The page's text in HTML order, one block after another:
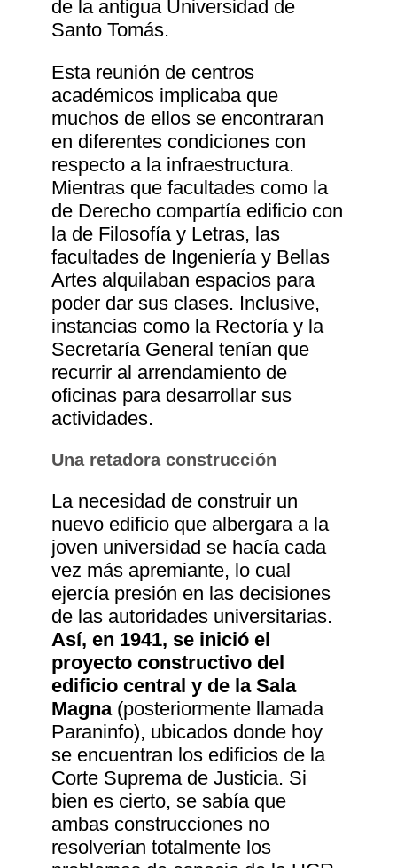
de la antigua Universidad de
Santo Tomás.
Esta reunión de centros
académicos implicaba que
muchos de ellos se encontraran
en diferentes condiciones con
respecto a la infraestructura.
Mientras que facultades como la
de Derecho compartía edificio con
la de Filosofía y Letras, las
facultades de Ingeniería y Bellas
Artes alquilaban espacios para
poder dar sus clases. Inclusive,
instancias como la Rectoría y la
Secretaría General tenían que
recurrir al arrendamiento de
oficinas para desarrollar sus
actividades.
Una retadora construcción
La necesidad de construir un
nuevo edificio que albergara a la
joven universidad se hacía cada
vez más apremiante, lo cual
ejercía presión en las decisiones
de las autoridades universitarias.
Así, en 1941, se inició el
proyecto constructivo del
edificio central y de la Sala
Magna(posteriormente llamada
Paraninfo), ubicados donde hoy
se encuentran los edificios de la
Corte Suprema de Justicia. Si
bien es cierto, se sabía que
ambas construcciones no
resolverían totalmente los